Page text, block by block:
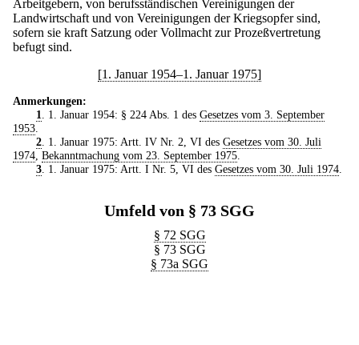
Arbeitgebern, von berufsständischen Vereinigungen der
Landwirtschaft und von Vereinigungen der Kriegsopfer sind,
sofern sie kraft Satzung oder Vollmacht zur Prozeßvertretung
befugt sind.
[1. Januar 1954–1. Januar 1975]
Anmerkungen:
1
. 1. Januar 1954: § 224 Abs. 1 des Gesetzes vom 3. September
1953
2. 1. Januar 1975: Artt. IV Nr. 2, VI des Gesetzes vom 30. Juli
1974 Bekanntmachung vom 23. September 1975
3. 1. Januar 1975: Artt. I Nr. 5, VI des Gesetzes vom 30. Juli 1974.
Umfeld von § 73 SGG
§ 72 SGG
§ 73 SGG
§ 73a SGG